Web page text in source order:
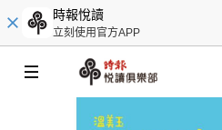
時報悅讀
立刻使用官方APP